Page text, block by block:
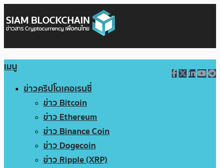
เมนู
ข่าวคริปโตเคอเรนซี่
ข่าว Bitcoin
ข่าว Ethereum
ข่าว Binance Coin
ข่าว Dogecoin
ข่าว Ripple (XRP)